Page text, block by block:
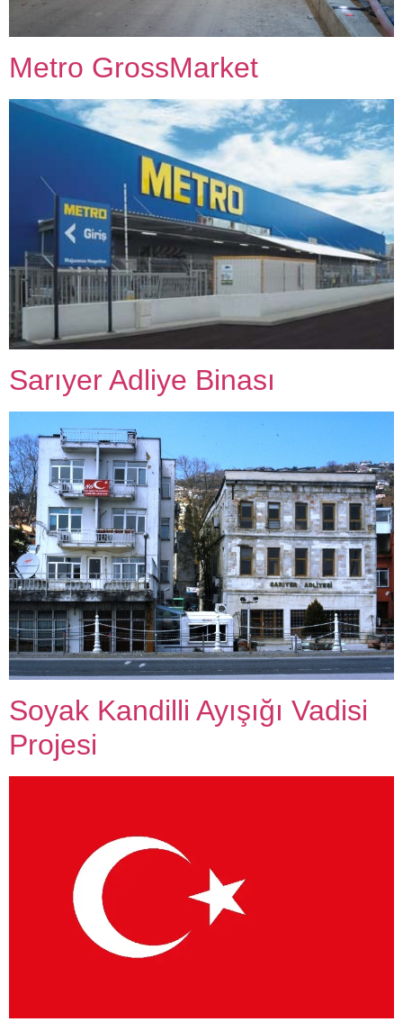
Metro GrossMarket
Sarıyer Adliye Binası
Soyak Kandilli Ayışığı Vadisi
Projesi